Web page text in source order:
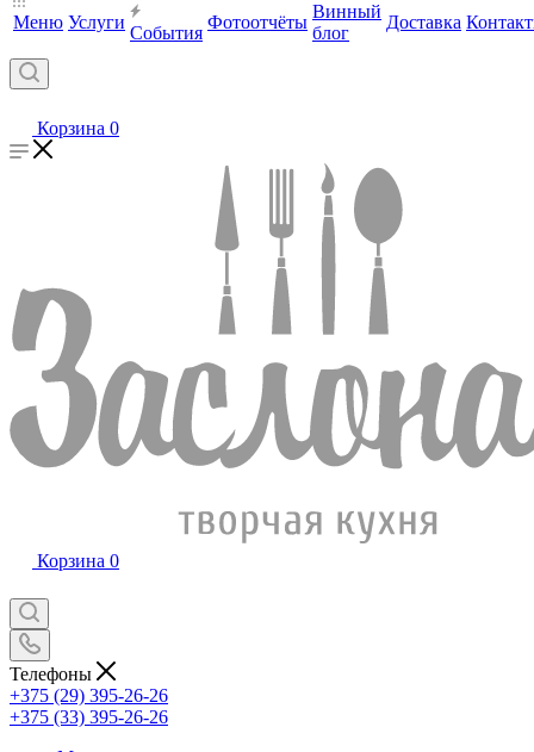
Меню Услуги
События
Фотоотчёты
Винный
блог
Доставка
Корзина 0
Корзина 0
Телефоны
+375 (29) 395-26-26
+375 (33) 395-26-26